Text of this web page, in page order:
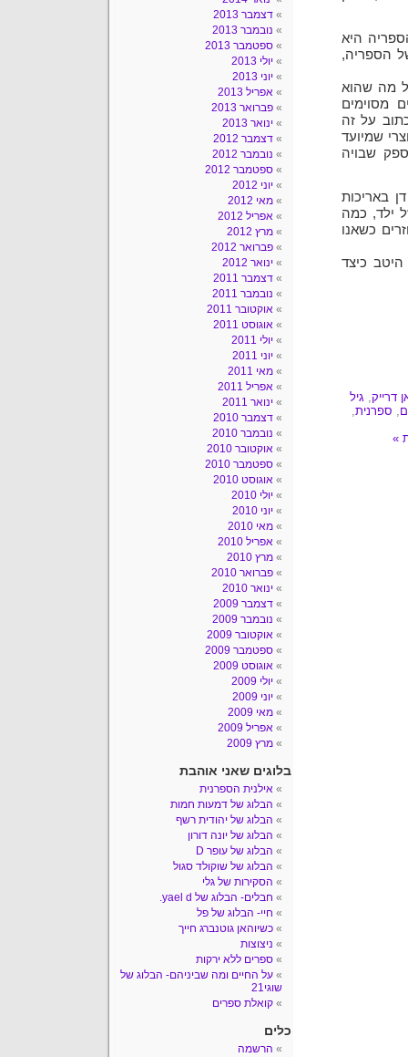
היא
הספריה,
מה שהוא
מסוימים
על זה
שמיועד
שבויה
באריכות
ילד, כמה
כשאנו
כיצד
דרייק, גיל
, ספרנית,
דצמבר 2013
נובמבר 2013
ספטמבר 2013
יולי 2013
יוני 2013
אפריל 2013
פברואר 2013
ינואר 2013
דצמבר 2012
נובמבר 2012
ספטמבר 2012
יוני 2012
מאי 2012
אפריל 2012
מרץ 2012
פברואר 2012
ינואר 2012
דצמבר 2011
נובמבר 2011
אוקטובר 2011
אוגוסט 2011
יולי 2011
יוני 2011
מאי 2011
אפריל 2011
ינואר 2011
דצמבר 2010
נובמבר 2010
אוקטובר 2010
ספטמבר 2010
אוגוסט 2010
יולי 2010
יוני 2010
מאי 2010
אפריל 2010
מרץ 2010
פברואר 2010
ינואר 2010
דצמבר 2009
נובמבר 2009
אוקטובר 2009
ספטמבר 2009
אוגוסט 2009
יולי 2009
יוני 2009
מאי 2009
אפריל 2009
מרץ 2009
בלוגים שאני אוהבת
אילנית הספרנית
הבלוג של דמעות חמות
הבלוג של יהודית רשף
הבלוג של יונה דורון
הבלוג של עופר D
הבלוג של שוקולד סגול
הסקירות של גלי
חבלים- הבלוג של yael d.
חיי- הבלוג של פל
כשיוהאן גוטנברג חייך
ניצוצות
ספרים ללא ירקות
על החיים ומה שביניהם- הבלוג של
שוגי21
קואלת ספרים
כלים
הרשמה